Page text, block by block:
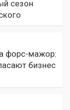
сезон
форс-мажор:
бизнес